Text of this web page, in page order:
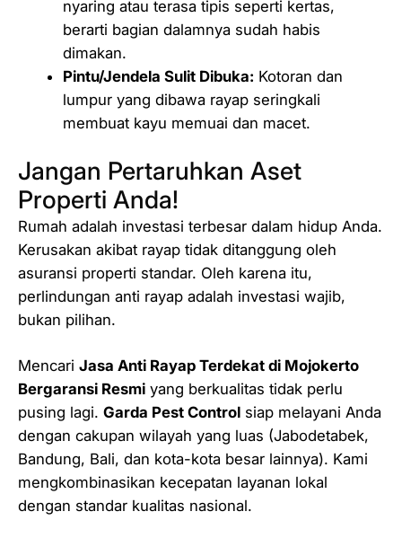
nyaring atau terasa tipis seperti kertas,
berarti bagian dalamnya sudah habis
dimakan.
Pintu/Jendela Sulit Dibuka: Kotoran dan
lumpur yang dibawa rayap seringkali
membuat kayu memuai dan macet.
Jangan Pertaruhkan Aset
Properti Anda!
Rumah adalah investasi terbesar dalam hidup Anda.
Kerusakan akibat rayap tidak ditanggung oleh
asuransi properti standar. Oleh karena itu,
perlindungan anti rayap adalah investasi wajib,
bukan pilihan.
Mencari Jasa Anti Rayap Terdekat di Mojokerto
Bergaransi Resmi yang berkualitas tidak perlu
pusing lagi. Garda Pest Control siap melayani Anda
dengan cakupan wilayah yang luas (Jabodetabek,
Bandung, Bali, dan kota-kota besar lainnya). Kami
mengkombinasikan kecepatan layanan lokal
dengan standar kualitas nasional.